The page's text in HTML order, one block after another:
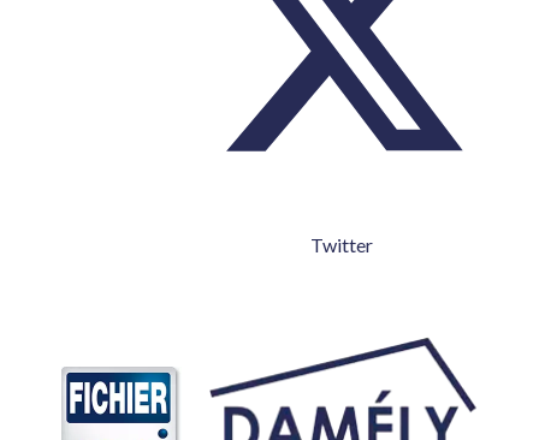
Twitter